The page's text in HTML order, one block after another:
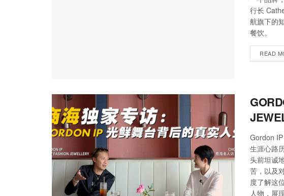
行长
航旗下的
餐饮。
READ
Gordon
生涯心路
头前坦诚
苦，以及
度了解这
人物，展